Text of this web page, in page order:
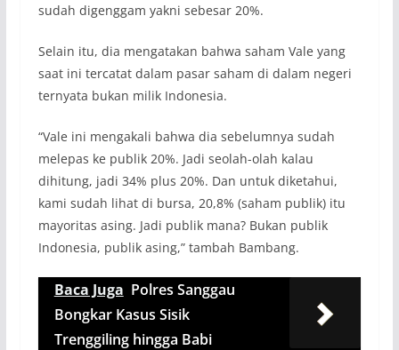
sudah digenggam yakni sebesar 20%.
Selain itu, dia mengatakan bahwa saham Vale yang
saat ini tercatat dalam pasar saham di dalam negeri
ternyata bukan milik Indonesia.
“Vale ini mengakali bahwa dia sebelumnya sudah
melepas ke publik 20%. Jadi seolah-olah kalau
dihitung, jadi 34% plus 20%. Dan untuk diketahui,
kami sudah lihat di bursa, 20,8% (saham publik) itu
mayoritas asing. Jadi publik mana? Bukan publik
Indonesia, publik asing,” tambah Bambang.
Baca Juga Polres Sanggau
Bongkar Kasus Sisik
Trenggiling hingga Babi